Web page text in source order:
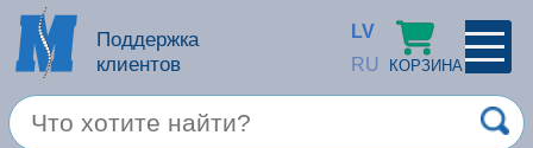
Поддержка
клиентов
LV
RU
КОРЗИНА